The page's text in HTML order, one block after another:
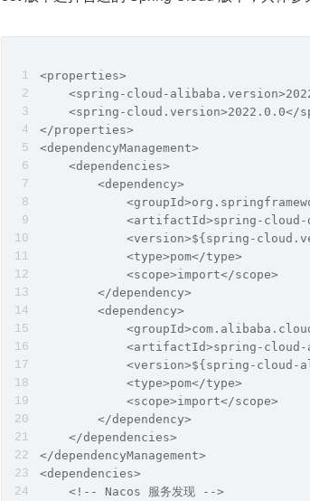
<properties>
<spring-cloud-
<spring-cloud.version>2022.0.0</
</properties>
<dependencyManagement>
    <dependencies>
        <dependency>
<artifactId>spring-
<version>${spring-
            <type>pom</type>
            <scope>import</scope>
        </dependency>
        <dependency>
<artifactId>spring-
<version>${spring-cloud-
            <type>pom</type>
            <scope>import</scope>
        </dependency>
    </dependencies>
</dependencyManagement>
<dependencies>
    <!-- Nacos 服务发现 -->